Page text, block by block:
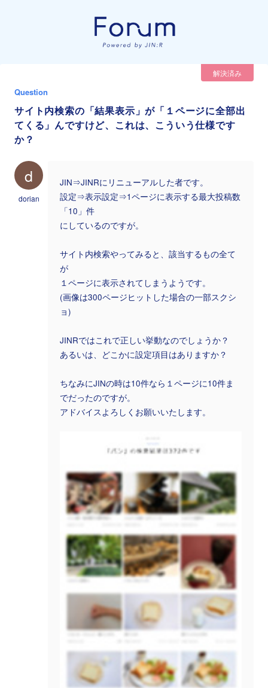
解決済み
Question
サイト内検索の「結果表示」が「１ページに全部出
てくる」んですけど、これは、こういう仕様です
か？
d
dorian
JIN⇒JINRにリニューアルした者です。
設定⇒表示設定⇒1ページに表示する最大投稿数
「10」件
にしているのですが。
サイト内検索やってみると、該当するもの全て
が
１ページに表示されてしまうようです。
(画像は300ページヒットした場合の一部スクシ
ョ)
JINRではこれで正しい挙動なのでしょうか？
あるいは、どこかに設定項目はありますか？
ちなみにJINの時は10件なら１ページに10件ま
でだったのですが。
アドバイスよろしくお願いいたします。